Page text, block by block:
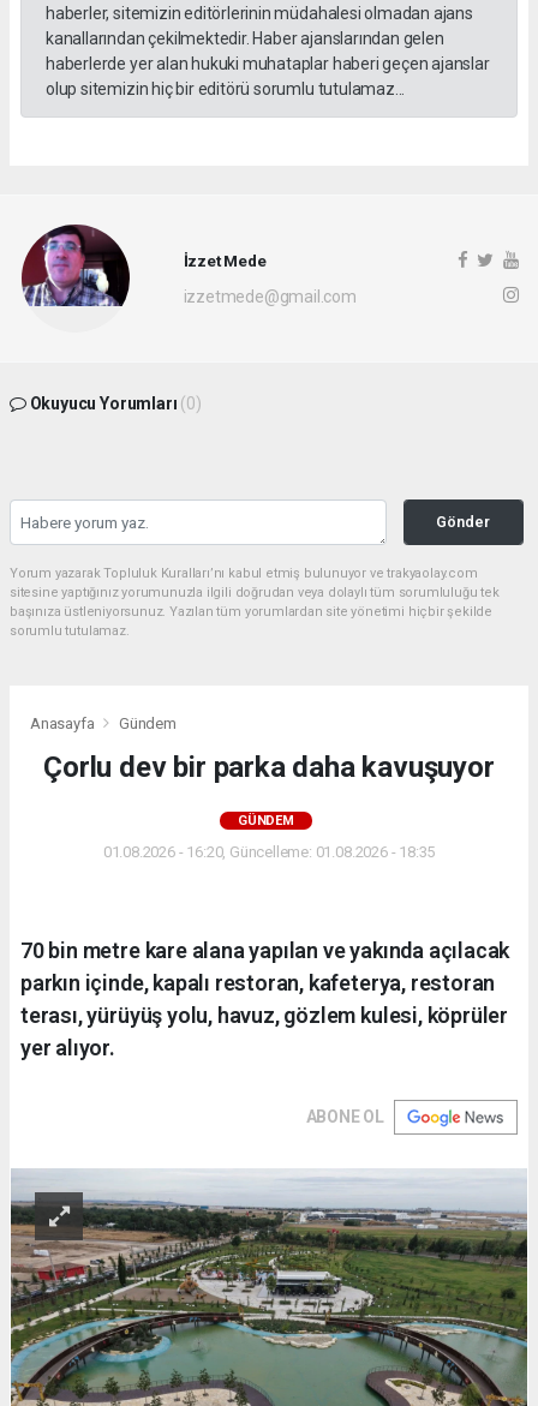
haberler, sitemizin editörlerinin müdahalesi olmadan ajans
kanallarından çekilmektedir. Haber ajanslarından gelen
haberlerde yer alan hukuki muhataplar haberi geçen ajanslar
olup sitemizin hiç bir editörü sorumlu tutulamaz...
İzzet Mede
izzetmede@gmail.com
Okuyucu Yorumları (0)
Gönder
Yorum yazarak Topluluk Kuralları’nı kabul etmiş bulunuyor ve trakyaolay.com
sitesine yaptığınız yorumunuzla ilgili doğrudan veya dolaylı tüm sorumluluğu tek
başınıza üstleniyorsunuz. Yazılan tüm yorumlardan site yönetimi hiçbir şekilde
sorumlu tutulamaz.
Anasayfa Gündem
Çorlu dev bir parka daha kavuşuyor
GÜNDEM
01.08.2026 - 16:20, Güncelleme: 01.08.2026 - 18:35
70 bin metre kare alana yapılan ve yakında açılacak
parkın içinde, kapalı restoran, kafeterya, restoran
terası, yürüyüş yolu, havuz, gözlem kulesi, köprüler
yer alıyor.
ABONE OL